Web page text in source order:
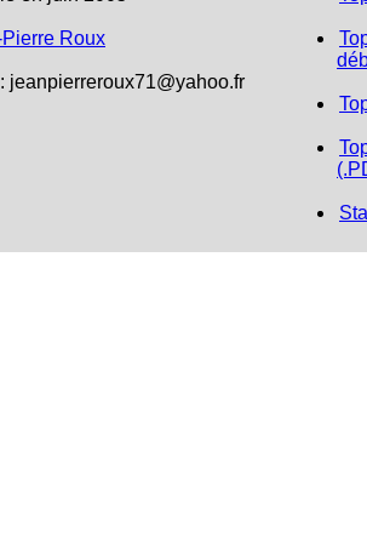
Roux
jeanpierreroux71@yahoo.fr